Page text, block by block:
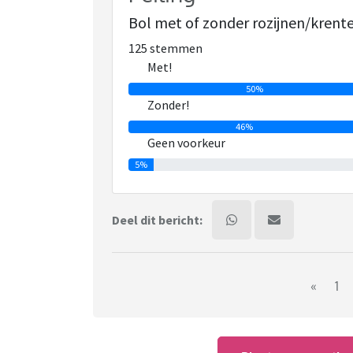
Bol met of zonder rozijnen/
125 stemmen
Met!
50%
Zonder!
46%
Geen voorkeur
5%
Deel dit bericht:
« 1